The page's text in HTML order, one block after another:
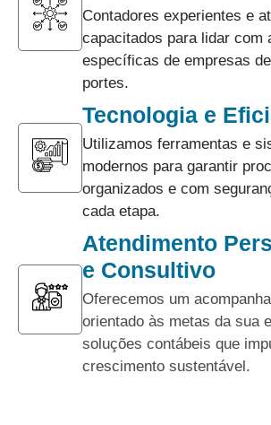
Contadores experientes e
capacitados para lidar com
específicas de empresas
portes.
Tecnologia e
Utilizamos ferramentas e
modernos para garantir
organizados e com
cada etapa.
Atendimento
e Consultivo
Oferecemos um
orientado às metas da sua
soluções contábeis que
crescimento sustentável.